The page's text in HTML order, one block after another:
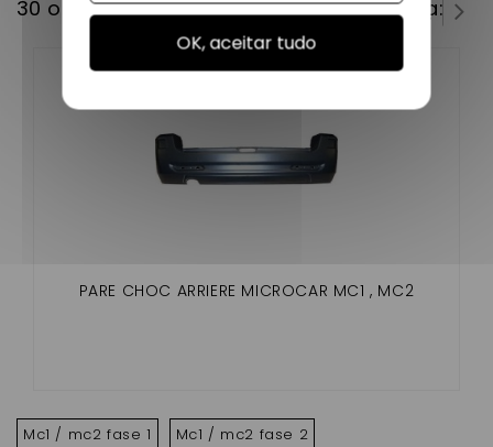
30 outros produtos na mesma categoria:
PARE CHOC ARRIERE MICROCAR MC1 , MC2
Mc1 / mc2 fase 1 Mc1 / mc2 fase 2
OK, aceitar tudo